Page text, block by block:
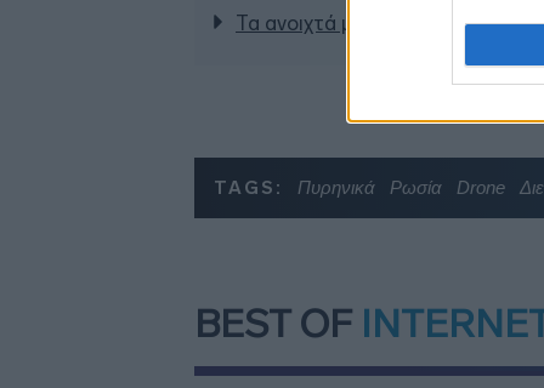
Τα ανοιχτά μέτωπα για την
TAGS: Πυρηνικά Ρωσία Drone
BEST OF